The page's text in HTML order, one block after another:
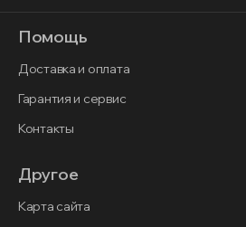
Помощь
Доставка и оплата
Гарантия и сервис
Контакты
Другое
Карта сайта